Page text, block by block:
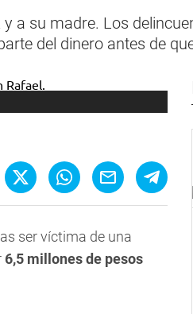
a su madre. Los
del dinero antes de
ser víctima de una
6,5 millones de pesos